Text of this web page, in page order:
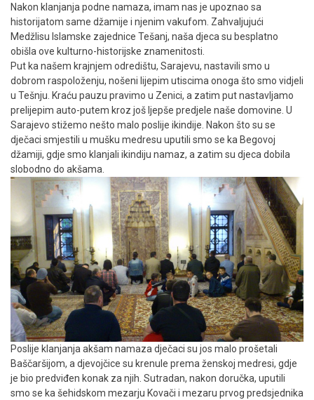
Nakon klanjanja podne namaza, imam nas je upoznao sa
historijatom same džamije i njenim vakufom. Zahvaljujući
Medžlisu Islamske zajednice Tešanj, naša djeca su besplatno
obišla ove kulturno-historijske znamenitosti.
Put ka našem krajnjem odredištu, Sarajevu, nastavili smo u
dobrom raspoloženju, nošeni lijepim utiscima onoga što smo vidjeli
u Tešnju. Kraću pauzu pravimo u Zenici, a zatim put nastavljamo
prelijepim auto-putem kroz još ljepše predjele naše domovine. U
Sarajevo stižemo nešto malo poslije ikindije. Nakon što su se
dječaci smjestili u mušku medresu uputili smo se ka Begovoj
džamiji, gdje smo klanjali ikindiju namaz, a zatim su djeca dobila
slobodno do akšama.
Poslije klanjanja akšam namaza dječaci su jos malo prošetali
Baščaršijom, a djevojčice su krenule prema ženskoj medresi, gdje
je bio predviđen konak za njih. Sutradan, nakon doručka, uputili
smo se ka šehidskom mezarju Kovači i mezaru prvog predsjednika